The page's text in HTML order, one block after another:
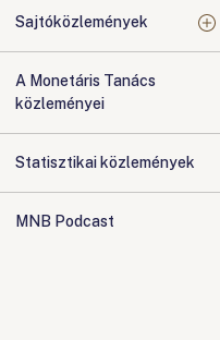
Sajtóközlemények
A Monetáris Tanács
közleményei
Statisztikai közlemények
MNB Podcast